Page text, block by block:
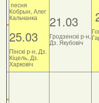
песня
Кобрын, Алег
Кальчанка
25.03
Пінскі р-н, Дз.
Кіцель, Дз.
Харковіч
21.03
Гродзенскі р-н,
Дз. Якубовіч